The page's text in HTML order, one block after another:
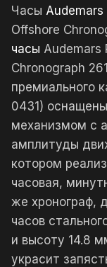
Часы Audemars
Offshore
часы Audemars
Chronograph
премиального
0431)
механизмом с
амплитуды
котором
часовая,
же хронограф,
часов
и высоту 14.8
украсит